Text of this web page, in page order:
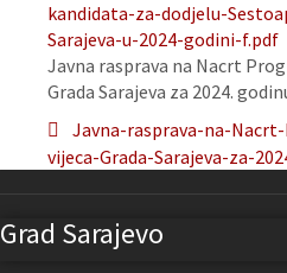
kandidata-za-dodjelu-
Sarajeva-u-2024-godini-f.pdf
Javna rasprava na Nacrt
Grada Sarajeva za 2024.
Javna-rasprava-na-
vijeca-Grada-Sarajeva-za-
Grad Sarajevo